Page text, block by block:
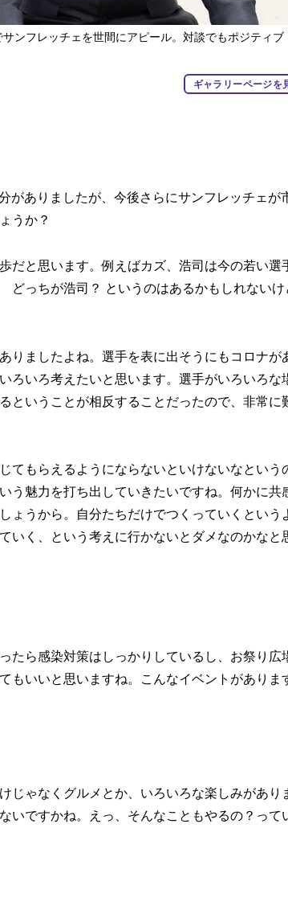
ンフレッチェを世間にアピール。対談でもポジティブ
ギャラリーページを
がありましたが、今後さらにサンフレッチェが
うか？
と思います。例えばカズ、浩司は今の若い選
っちが浩司？ というのはあるかもしれないけ
ましたよね。選手を表に出そうにもコロナが
ろいろ考えたいと思います。選手がいろいろな
ということが相反することだったので、非常に
もらえるようにならないといけないなという
う魅力を打ち出していきたいですね。何かに共
ょうから。自分たちだけでつくっていくという
いく、という考えに行かないとダメなのかなと
ら感染対策はしっかりしているし、お祭り広
いいと思いますね。こんなイベントがありま
ゃなくグルメとか、いろいろな楽しみがあり
いですかね。えっ、そんなこともやるの？って